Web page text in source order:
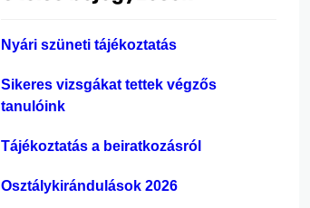
Nyári szüneti tájékoztatás
Sikeres vizsgákat tettek végzős
tanulóink
Tájékoztatás a beiratkozásról
Osztálykirándulások 2026